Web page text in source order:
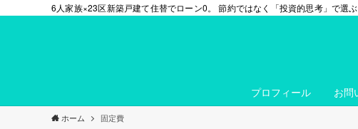
6人家族×23区新築戸建て住替でローン0。 節約ではなく「投資的思考」で選
プロフィール お問
ホーム 固定費